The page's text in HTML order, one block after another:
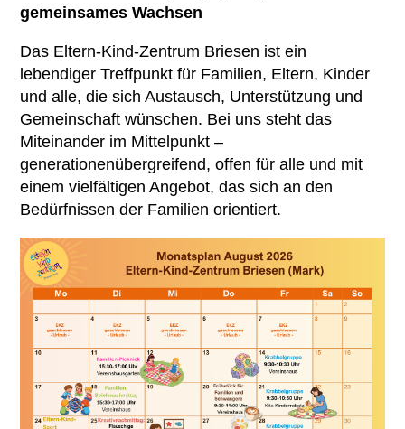
Angebote zur Teilhabe
Ambulante Pflege
Erziehungs- & Familienberatung
Suchtberatung
Selbsthilfekontaktstelle im
„Zimmer mit Aussicht“
Mehrgenerationenhaus
Eltern-Kind-Zentrum Briesen
Angebote für Senioren
Kietztreff im „Zimmer mit Aussicht“
gemeinsames Wachsen
Das Eltern-Kind-Zentrum Briesen ist ein
lebendiger Treffpunkt für Familien, Eltern, Kinder
und alle, die sich Austausch, Unterstützung und
Gemeinschaft wünschen. Bei uns steht das
Miteinander im Mittelpunkt –
generationenübergreifend, offen für alle und mit
einem vielfältigen Angebot, das sich an den
Bedürfnissen der Familien orientiert.